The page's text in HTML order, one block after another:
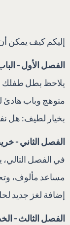
إليكم كيف يمكن
الفصل الأول -
يلاحظ بطل طفلك
متوهج وباب هادئ
بخيار لطيف: هل
الفصل الثاني -
في الفصل
مساعد مألوف،
إضافة لغز جديد
الفصل الثالث -